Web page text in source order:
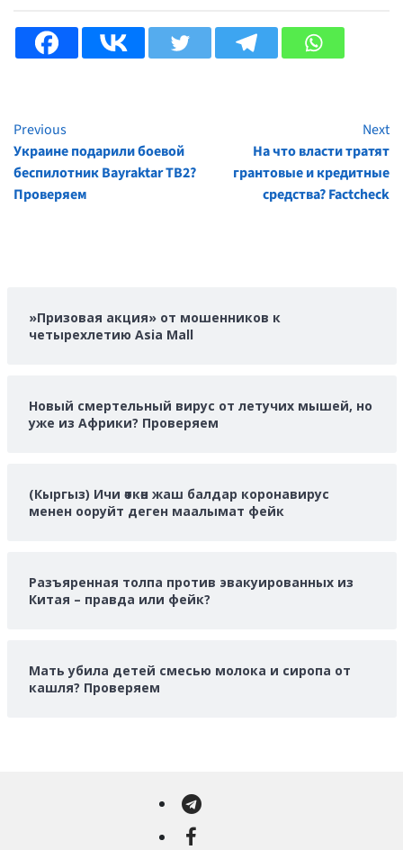
Continue
Reading
Previous
Украине подарили боевой
беспилотник Bayraktar TB2?
Проверяем
Next
На что власти тратят
грантовые и кредитные
средства? Factcheck
»Призовая акция» от мошенников к
четырехлетию Asia Mall
Новый смертельный вирус от летучих мышей, но
уже из Африки? Проверяем
(Кыргыз) Ичи өткөн жаш балдар коронавирус
менен ооруйт деген маалымат фейк
Разъяренная толпа против эвакуированных из
Китая – правда или фейк?
Мать убила детей смесью молока и сиропа от
кашля? Проверяем
Telegram
Facebook